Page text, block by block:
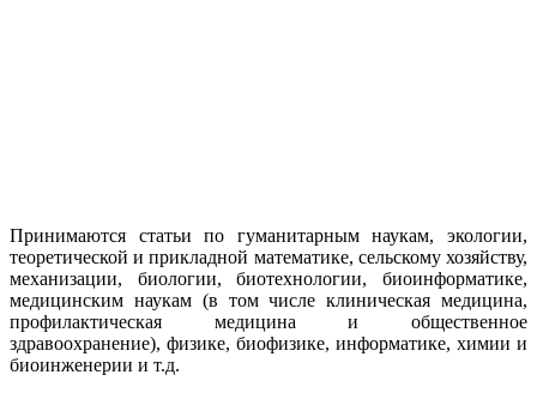
Принимаются статьи по гуманитарным наукам, экологии,
теоретической и прикладной математике, сельскому хозяйству,
механизации, биологии, биотехнологии, биоинформатике,
медицинским наукам (в том числе клиническая медицина,
профилактическая медицина и общественное
здравоохранение), физике, биофизике, информатике, химии и
биоинженерии и т.д.